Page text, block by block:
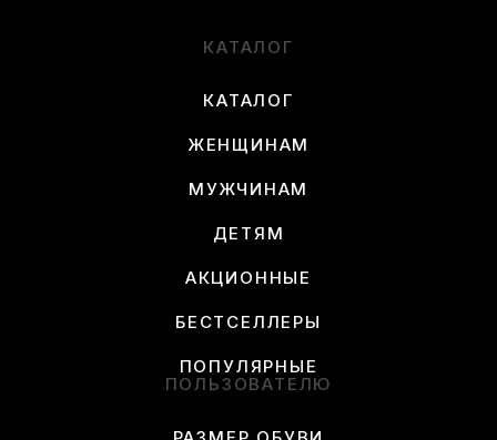
КАТАЛОГ
КАТАЛОГ
ЖЕНЩИНАМ
МУЖЧИНАМ
ДЕТЯМ
АКЦИОННЫЕ
БЕСТСЕЛЛЕРЫ
ПОПУЛЯРНЫЕ
ПОЛЬЗОВАТЕЛЮ